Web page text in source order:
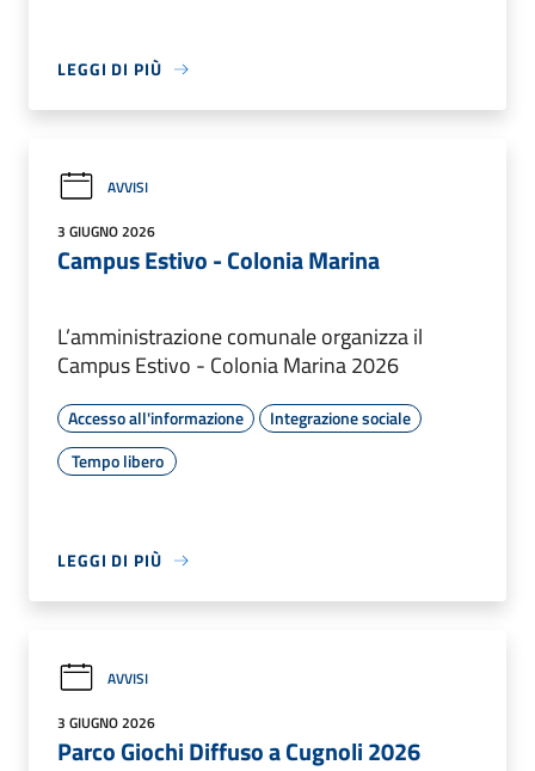
LEGGI DI PIÙ
AVVISI
3 GIUGNO 2026
Campus Estivo - Colonia Marina
L’amministrazione comunale organizza il
Campus Estivo - Colonia Marina 2026
Accesso all'informazione
Integrazione sociale
Tempo libero
LEGGI DI PIÙ
AVVISI
3 GIUGNO 2026
Parco Giochi Diffuso a Cugnoli 2026